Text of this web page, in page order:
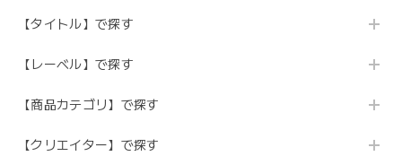
【タイトル】で探す
【レーベル】で探す
【商品カテゴリ】で探す
【クリエイター】で探す